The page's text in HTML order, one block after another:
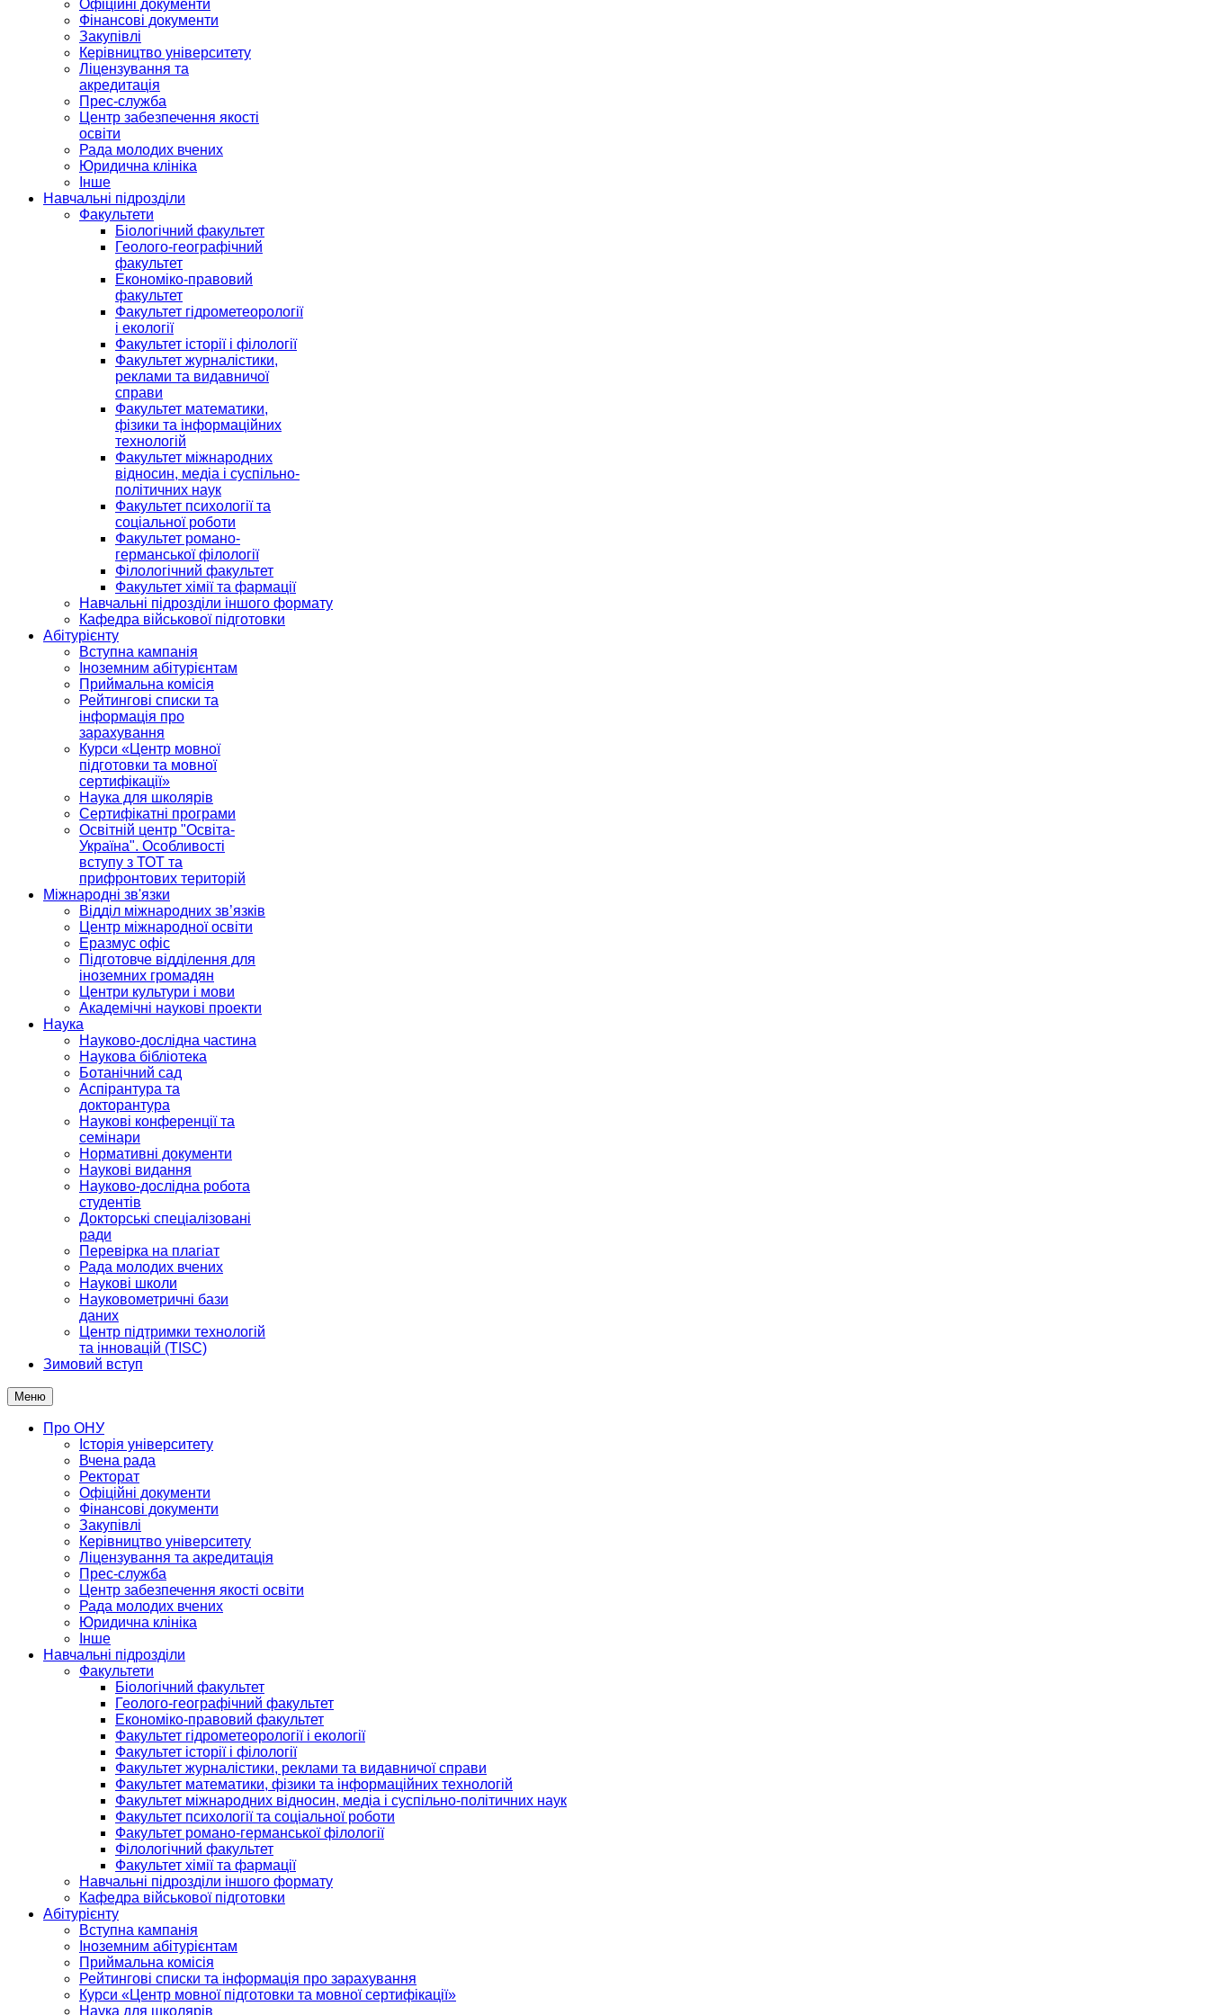
Офіційні документи
Фінансові документи
Закупівлі
Керівництво університету
Ліцензування та
акредитація
Прес-служба
Центр забезпечення якості
освіти
Рада молодих вчених
Юридична клініка
Інше
Навчальні підрозділи
Факультети
Біологічний факультет
Геолого-географічний
факультет
Економіко-правовий
факультет
Факультет гідрометеорології
і екології
Факультет історії і філології
Факультет журналістики,
реклами та видавничої
справи
Факультет математики,
фізики та інформаційних
технологій
Факультет міжнародних
відносин, медіа і суспільно-
політичних наук
Факультет психології та
соціальної роботи
Факультет романо-
германської філології
Філологічний факультет
Факультет хімії та фармації
Навчальні підрозділи іншого формату
Кафедра військової підготовки
Абітурієнту
Вступна кампанія
Іноземним абітурієнтам
Приймальна комісія
Рейтингові списки та
інформація про
зарахування
Курси «Центр мовної
підготовки та мовної
сертифікації»
Наука для школярів
Сертифікатні програми
Освітній центр "Освіта-
Україна". Особливості
вступу з ТОТ та
прифронтових територій
Міжнародні зв'язки
Відділ міжнародних зв’язків
Центр міжнародної освіти
Еразмус офіс
Підготовче відділення для
іноземних громадян
Центри культури і мови
Академічні наукові проекти
Наука
Науково-дослідна частина
Наукова бібліотека
Ботанічний сад
Аспірантура та
докторантура
Наукові конференції та
семінари
Нормативні документи
Наукові видання
Науково-дослідна робота
студентів
Докторські спеціалізовані
ради
Перевірка на плагіат
Рада молодих вчених
Наукові школи
Науковометричні бази
даних
Центр підтримки технологій
та інновацій (TISC)
Зимовий вступ
Меню
Про ОНУ
Історія університету
Вчена рада
Ректорат
Офіційні документи
Фінансові документи
Закупівлі
Керівництво університету
Ліцензування та акредитація
Прес-служба
Центр забезпечення якості освіти
Рада молодих вчених
Юридична клініка
Інше
Навчальні підрозділи
Факультети
Біологічний факультет
Геолого-географічний факультет
Економіко-правовий факультет
Факультет гідрометеорології і екології
Факультет історії і філології
Факультет журналістики, реклами та видавничої справи
Факультет математики, фізики та інформаційних технологій
Факультет міжнародних відносин, медіа і суспільно-політичних наук
Факультет психології та соціальної роботи
Факультет романо-германської філології
Філологічний факультет
Факультет хімії та фармації
Навчальні підрозділи іншого формату
Кафедра військової підготовки
Абітурієнту
Вступна кампанія
Іноземним абітурієнтам
Приймальна комісія
Рейтингові списки та інформація про зарахування
Курси «Центр мовної підготовки та мовної сертифікації»
Наука для школярів